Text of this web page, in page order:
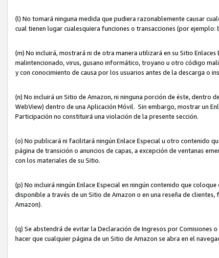
(l) No tomará ninguna medida que pudiera razonablemente causar
cual tienen lugar cualesquiera funciones o transacciones (por
(m) No incluirá, mostrará ni de otra manera utilizará en su Sitio
malintencionado, virus, gusano informático, troyano u otro código
y con conocimiento de causa por los usuarios antes de la descarga
(n) No incluirá un Sitio de Amazon, ni ninguna porción de éste,
WebView) dentro de una Aplicación Móvil. Sin embargo, mostrar un
Participación no constituirá una violación de la presente sección.
(o) No publicará ni facilitará ningún Enlace Especial u otro contenido
página de transición o anuncios de capas, a excepción de ventanas
con los materiales de su Sitio.
(p) No incluirá ningún Enlace Especial en ningún contenido que
disponible a través de un Sitio de Amazon o en una reseña de
Amazon).
(q) Se abstendrá de evitar la Declaración de Ingresos por
hacer que cualquier página de un Sitio de Amazon se abra en el